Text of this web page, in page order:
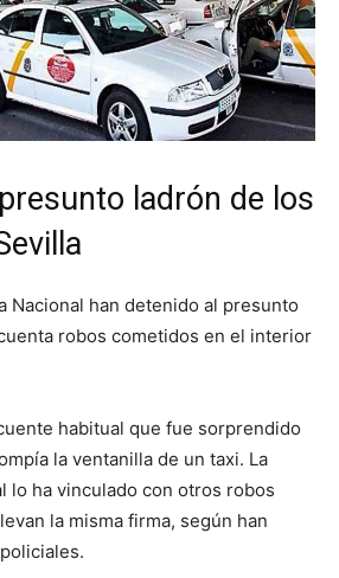
ladrón de los
Nacional han detenido al presunto
robos cometidos en el interior
habitual que fue sorprendido
la ventanilla de un taxi. La
lo ha vinculado con otros robos
la misma firma, según han